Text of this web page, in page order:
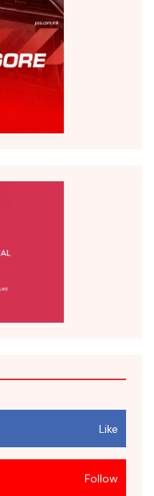
Like
Follow